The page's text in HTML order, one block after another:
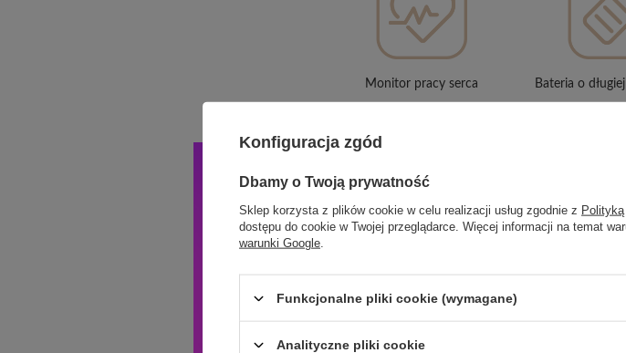
Monitor pracy serca Bateria o
Konfiguracja zgód
Dbamy o Twoją prywatność
Sklep korzysta z plików cookie w celu realizacji usług zgodnie z
dostępu do cookie w Twojej przeglądarce. Więcej informacji na temat
warunki Google
Funkcjonalne pliki cookie (wymagane)
Analityczne pliki cookie